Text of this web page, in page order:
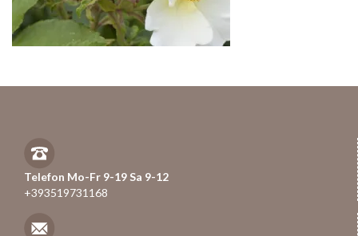
Telefon Mo-Fr 9-19 Sa 9-12
+393519731168